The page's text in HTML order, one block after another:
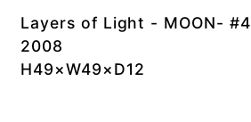
Layers of Light - MOON- #4
2008
H49×W49×D12